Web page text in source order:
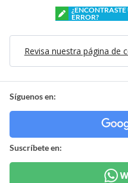
¿ENCONTRASTE
ERROR?
Revisa nuestra página de
Síguenos en:
Suscríbete en: